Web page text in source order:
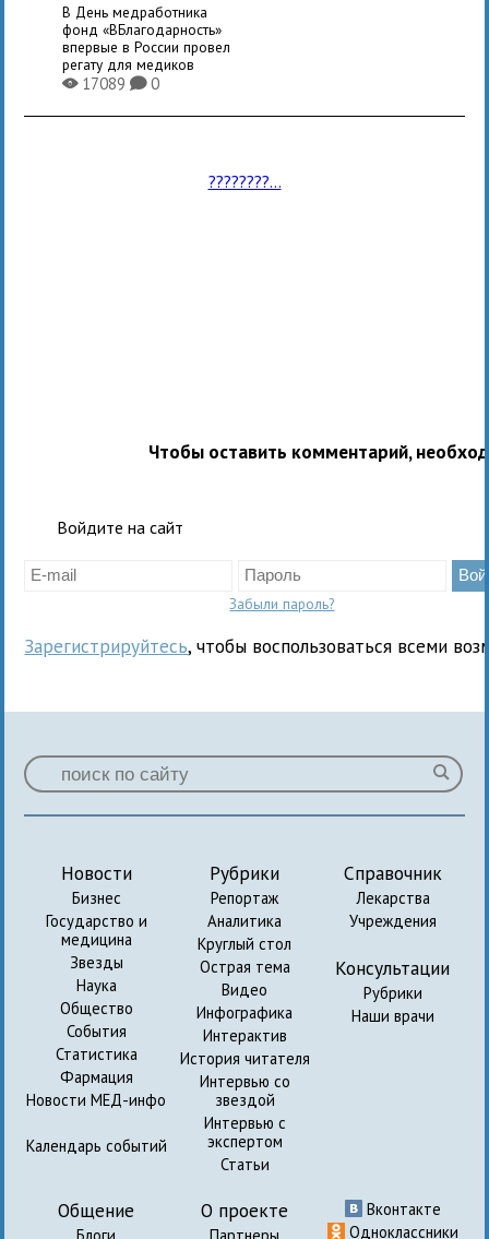
В День медработника
фонд «ВБлагодарность»
впервые в России провел
регату для медиков
X17089K0
????????...
Чтобы оставить комментарий,
Войдите на сайт
Забыли пароль?
Зарегистрируйтесь, чтобы воспользоваться всеми
Новости
Бизнес
Государство и
медицина
Звезды
Наука
Общество
События
Статистика
Фармация
Новости МЕД-инфо
Календарь событий
Рубрики
Репортаж
Аналитика
Круглый стол
Острая тема
Видео
Инфографика
Интерактив
История читателя
Интервью со
звездой
Интервью с
экспертом
Статьи
Справочник
Лекарства
Учреждения
Консультации
Рубрики
Наши врачи
Общение
Блоги
О проекте
Партнеры
Вконтакте
Одноклассники